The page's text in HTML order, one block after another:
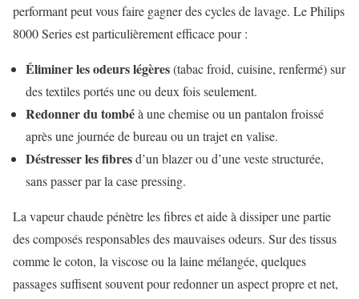
performant peut vous faire gagner des cycles de lavage. Le Philips
8000 Series est particulièrement efficace pour :
Éliminer les odeurs légères(tabac froid, cuisine, renfermé) sur
des textiles portés une ou deux fois seulement.
Redonner du tombéà une chemise ou un pantalon froissé
après une journée de bureau ou un trajet en valise.
Déstresser les fibresd’un blazer ou d’une veste structurée,
sans passer par la case pressing.
La vapeur chaude pénètre les fibres et aide à dissiper une partie
des composés responsables des mauvaises odeurs. Sur des tissus
comme le coton, la viscose ou la laine mélangée, quelques
passages suffisent souvent pour redonner un aspect propre et net,